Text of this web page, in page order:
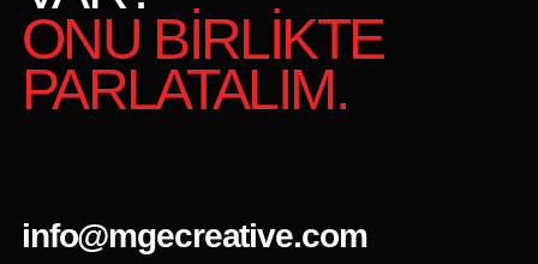
ONU BİRLİKTE
PARLATALIM.
info@mgecreative.com